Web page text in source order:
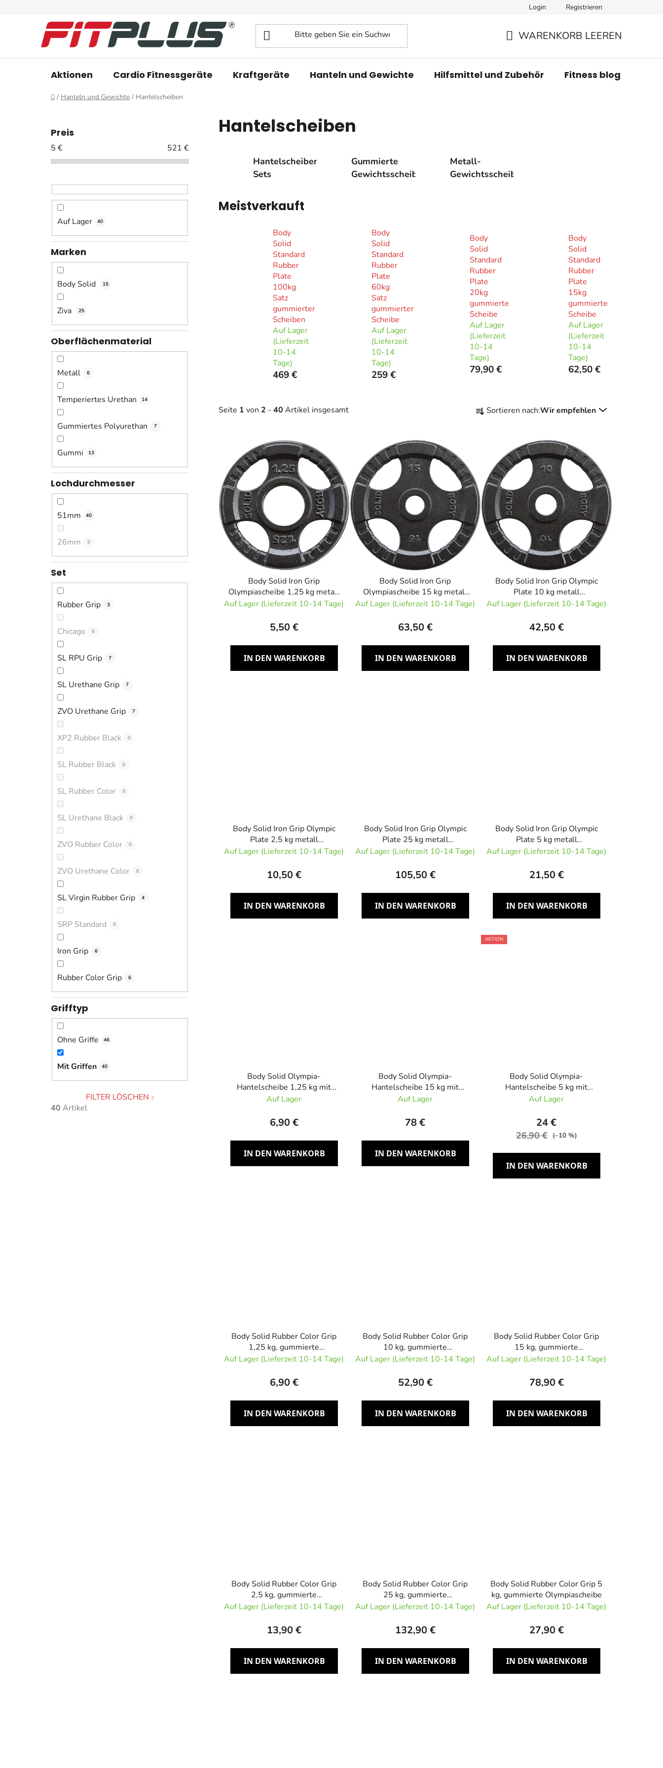
Login Registrieren
WARENKORB LEEREN
Aktionen Cardio Fitnessgeräte Kraftgeräte Hanteln und Gewichte Hilfsmittel und Zubehör Fitness blog
Startseite
/ Hanteln und Gewichte / Hantelscheiben
Preis
5 € 521 €
Auf Lager 40
Marken
Body Solid 15
Ziva 25
Oberflächenmaterial
Metall 6
Temperiertes Urethan 14
Gummiertes Polyurethan 7
Gummi 13
Lochdurchmesser
51mm 40
26mm 0
Set
Rubber Grip 3
Chicago 0
SL RPU Grip 7
SL Urethane Grip 7
ZVO Urethane Grip 7
XP2 Rubber Black 0
SL Rubber Black 0
SL Rubber Color 0
SL Urethane Black 0
ZVO Rubber Color 0
ZVO Urethane Color 0
SL Virgin Rubber Grip 4
SRP Standard 0
Iron Grip 6
Rubber Color Grip 6
Grifftyp
Ohne Griffe 46
Mit Griffen 40
FILTER LÖSCHEN
40 Artikel
Hantelscheiben
Hantelscheiben
Sets
Gummierte
Gewichtsscheiben
Metall-
Gewichtsscheiben
Meistverkauft
Body
Solid
Standard
Rubber
Plate
100kg
Satz
gummierter
Scheiben
Auf Lager
(Lieferzeit
10-14
Tage)
469 €
Body
Solid
Standard
Rubber
Plate
60kg
Satz
gummierter
Scheibe
Auf Lager
(Lieferzeit
10-14
Tage)
259 €
Body
Solid
Standard
Rubber
Plate
20kg
gummierte
Scheibe
Auf Lager
(Lieferzeit
10-14
Tage)
79,90 €
Body
Solid
Standard
Rubber
Plate
15kg
gummierte
Scheibe
Auf Lager
(Lieferzeit
10-14
Tage)
62,50 €
Seite 1 von 2 - 40 Artikel insgesamt r
t
s
o
r
t
Sortieren nach:Wir empfehlen
t
e
d
e
r
k
Body Solid Iron Grip
Olympiascheibe 1,25 kg metall
Olympiascheibe
Auf Lager (Lieferzeit 10-14 Tage)
5,50 €
IN DEN WARENKORB
Body Solid Iron Grip
Olympiascheibe 15 kg metall
Olympiascheibe
Auf Lager (Lieferzeit 10-14 Tage)
63,50 €
IN DEN WARENKORB
Body Solid Iron Grip Olympic
Plate 10 kg metall
Olympiascheibe
Auf Lager (Lieferzeit 10-14 Tage)
42,50 €
IN DEN WARENKORB
Body Solid Iron Grip Olympic
Plate 2,5 kg metall
Olympiascheibe
Auf Lager (Lieferzeit 10-14 Tage)
10,50 €
IN DEN WARENKORB
Body Solid Iron Grip Olympic
Plate 25 kg metall
Olympiascheibe
Auf Lager (Lieferzeit 10-14 Tage)
105,50 €
IN DEN WARENKORB
Body Solid Iron Grip Olympic
Plate 5 kg metall
Olympiascheibe
Auf Lager (Lieferzeit 10-14 Tage)
21,50 €
IN DEN WARENKORB
Body Solid Olympia-
Hantelscheibe 1,25 kg mit
Gummigriff
Auf Lager
6,90 €
IN DEN WARENKORB
Body Solid Olympia-
Hantelscheibe 15 kg mit
Gummigriff
Auf Lager
78 €
IN DEN WARENKORB
AKTION
Body Solid Olympia-
Hantelscheibe 5 kg mit
Gummigriff
Auf Lager
24 €
26,90 € (–10 %)
IN DEN WARENKORB
Body Solid Rubber Color Grip
1,25 kg, gummierte
Olympiascheibe
Auf Lager (Lieferzeit 10-14 Tage)
6,90 €
IN DEN WARENKORB
Body Solid Rubber Color Grip
10 kg, gummierte
Olympiascheibe
Auf Lager (Lieferzeit 10-14 Tage)
52,90 €
IN DEN WARENKORB
Body Solid Rubber Color Grip
15 kg, gummierte
Olympiascheibe
Auf Lager (Lieferzeit 10-14 Tage)
78,90 €
IN DEN WARENKORB
Body Solid Rubber Color Grip
2,5 kg, gummierte
Olympiascheibe
Auf Lager (Lieferzeit 10-14 Tage)
13,90 €
IN DEN WARENKORB
Body Solid Rubber Color Grip
25 kg, gummierte
Olympiascheibe
Auf Lager (Lieferzeit 10-14 Tage)
132,90 €
IN DEN WARENKORB
Body Solid Rubber Color Grip 5
kg, gummierte Olympiascheibe
Auf Lager (Lieferzeit 10-14 Tage)
27,90 €
IN DEN WARENKORB